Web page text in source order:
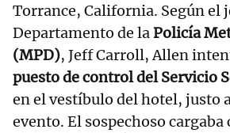
Torrance, California. Según el
Departamento de laPolicía
(MPD), Jeff Carroll, Allen
puesto de control del Servicio
en el vestíbulo del hotel, justo
evento. El sospechoso cargaba